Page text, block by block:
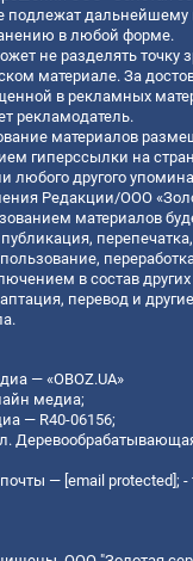
подлежат дальнейшему
в любой форме.
не разделять точку
материале. За
в рекламных
рекламодатель.
материалов
гиперссылки на
любого другого
Редакции/ООО
материалов
в состав
перевод и
— «OBOZ.UA»
медиа;
— R40-06156;
почты — [email protected] ; -